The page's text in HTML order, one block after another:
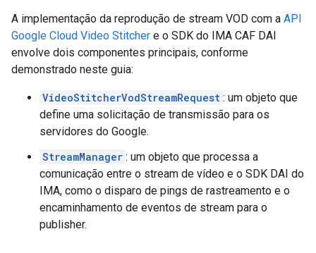
A implementação da reprodução de stream VOD com a API
Google Cloud Video Stitcher e o SDK do IMA CAF DAI
envolve dois componentes principais, conforme
demonstrado neste guia:
VideoStitcherVodStreamRequest : um objeto que
define uma solicitação de transmissão para os
servidores do Google.
StreamManager : um objeto que processa a
comunicação entre o stream de vídeo e o SDK DAI do
IMA, como o disparo de pings de rastreamento e o
encaminhamento de eventos de stream para o
publisher.